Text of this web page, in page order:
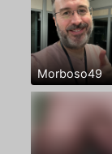
Morboso49